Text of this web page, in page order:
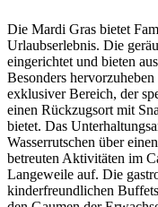
Die Mardi Gras bietet
Urlaubserlebnis. Die
eingerichtet und bieten
Besonders
exklusiver Bereich, der
einen Rückzugsort mit
bietet. Das
Wasserrutschen über
betreuten Aktivitäten im
Langeweile auf. Die
kinderfreundlichen